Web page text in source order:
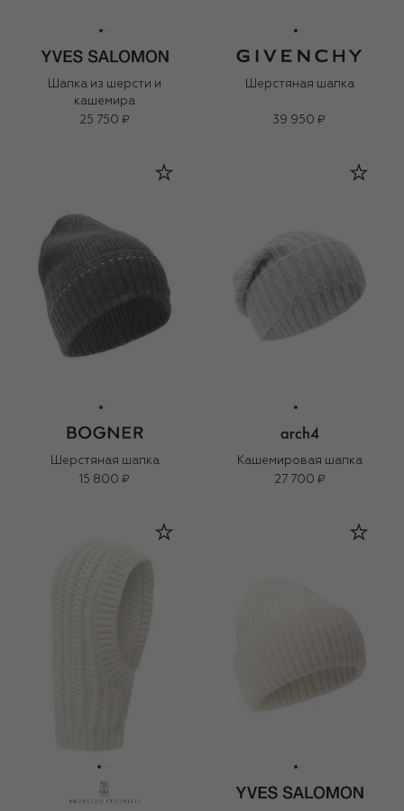
Шапка из шерсти и
кашемира
25 750 ₽
Шерстяная шапка
39 950 ₽
Шерстяная шапка
15 800 ₽
Кашемировая шапка
27 700 ₽